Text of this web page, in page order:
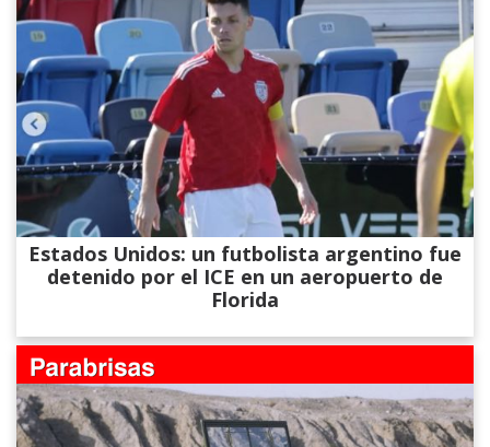
Estados Unidos: un futbolista argentino fue
detenido por el ICE en un aeropuerto de
Florida